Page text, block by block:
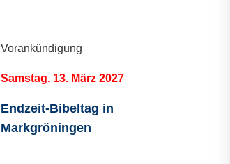
Vorankündigung
Samstag, 13. März 2027
Endzeit-Bibeltag in
Markgröningen